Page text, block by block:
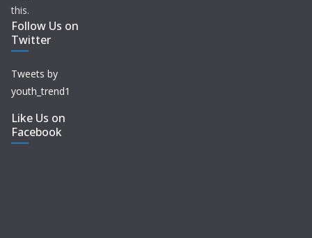
this.
Follow Us on
Twitter
Tweets by
youth_trend1
Like Us on
Facebook